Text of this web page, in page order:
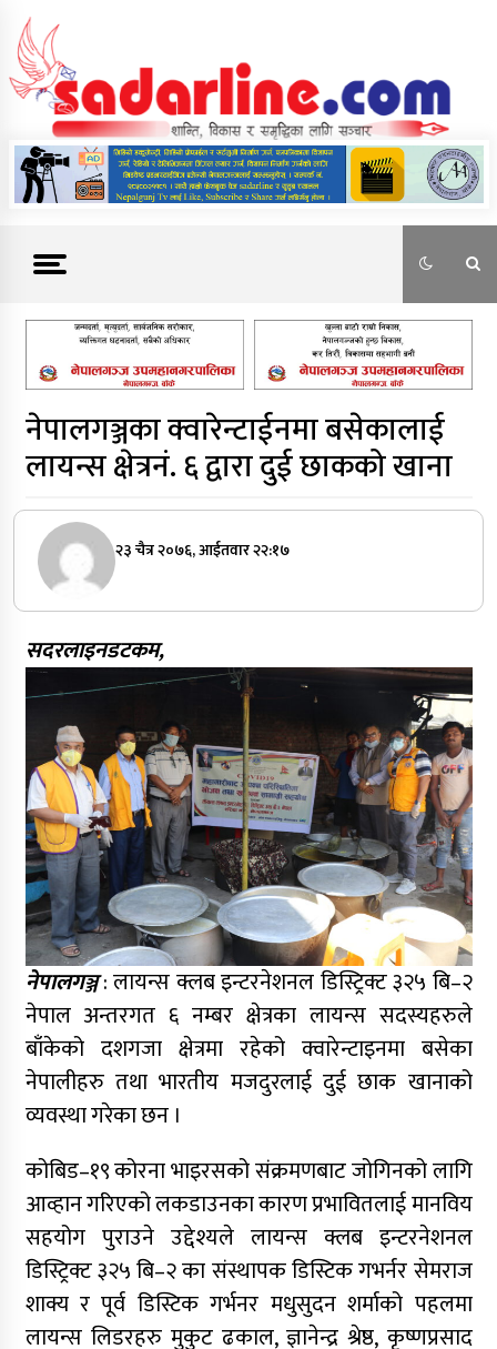
content
News For Nepal
नेपालगञ्जका क्वारेन्टाईनमा बसेकालाई
लायन्स क्षेत्रनं. ६ द्वारा दुई छाकको खाना
२३ चैत्र २०७६, आईतवार २२:१७
सदरलाइनडटकम,
नेपालगञ्ज: लायन्स क्लब इन्टरनेशनल डिस्ट्रिक्ट ३२५ बि–२
नेपाल अन्तरगत ६ नम्बर क्षेत्रका लायन्स सदस्यहरुले
बाँकेको दशगजा क्षेत्रमा रहेको क्वारेन्टाइनमा बसेका
नेपालीहरु तथा भारतीय मजदुरलाई दुई छाक खानाको
व्यवस्था गरेका छन ।
कोबिड–१९ कोरना भाइरसको संक्रमणबाट जोगिनको लागि
आव्हान गरिएको लकडाउनका कारण प्रभावितलाई मानविय
सहयोग पुराउने उद्देश्यले लायन्स क्लब इन्टरनेशनल
डिस्ट्रिक्ट ३२५ बि–२ का संस्थापक डिस्टिक गभर्नर सेमराज
शाक्य र पूर्व डिस्टिक गर्भनर मधुसुदन शर्माको पहलमा
लायन्स लिडरहरु मुकुट ढकाल, ज्ञानेन्द्र श्रेष्ठ, कृष्णप्रसाद